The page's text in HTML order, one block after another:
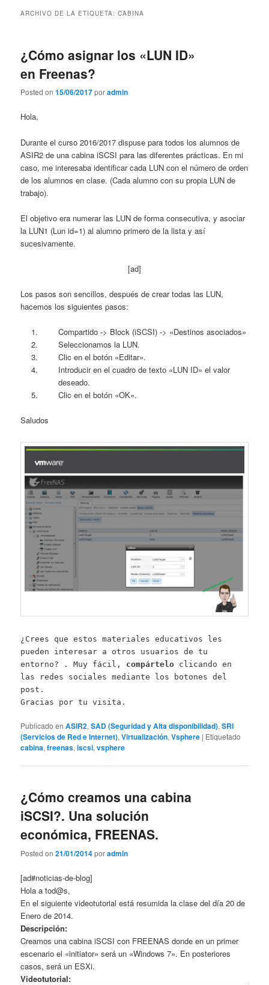
ARCHIVO DE LA ETIQUETA:CABINA
¿Cómo asignar los «LUN ID»
en Freenas?
Posted on15/06/2017poradmin
Hola,
Durante el curso 2016/2017 dispuse para todos los alumnos de
ASIR2 de una cabina iSCSI para las diferentes prácticas. En mi
caso, me interesaba identificar cada LUN con el número de orden
de los alumnos en clase. (Cada alumno con su propia LUN de
trabajo).
El objetivo era numerar las LUN de forma consecutiva, y asociar
la LUN1 (Lun id=1) al alumno primero de la lista y así
sucesivamente.
[ad]
Los pasos son sencillos, después de crear todas las LUN,
hacemos los siguientes pasos:
Compartido -> Block (iSCSI) -> «Destinos asociados»
Seleccionamos la LUN.
Clic en el botón «Editar».
Introducir en el cuadro de texto «LUN ID» el valor
deseado.
Clic en el botón «OK».
Saludos
¿Crees que estos materiales educativos les
pueden interesar a otros usuarios de tu
entorno? . Muy fácil, compártelo clicando en
las redes sociales mediante los botones del
post.
Gracias por tu visita.
Publicado en ASIR2,SAD (Seguridad y Alta disponibilidad),SRI
(Servicios de Red e Internet),Virtualización,Vsphere | Etiquetado
cabina,freenas,iscsi,vsphere
¿Cómo creamos una cabina
iSCSI?. Una solución
económica, FREENAS.
Posted on21/01/2014poradmin
[ad#noticias-de-blog]
Hola a tod@s,
En el siguiente videotutorial está resumida la clase del día 20 de
Enero de 2014.
Descripción:
Creamos una cabina iSCSI con FREENAS donde en un primer
escenario el «initiator» será un «Windows 7». En posteriores
casos, será un ESXi.
Videotutorial: